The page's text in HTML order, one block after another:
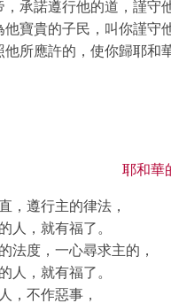
，承諾遵行他的道，謹守
他寶貴的子民，叫你謹守
他所應許的，使你歸耶和
耶和華
，遵行主的律法，
人，就有福了。
法度，一心尋求主的，
人，就有福了。
，不作惡事，